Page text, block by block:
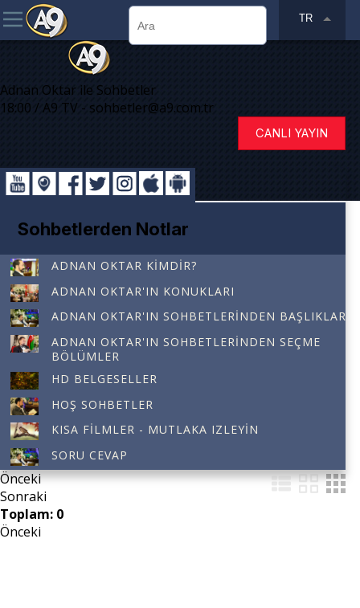
TR
Adnan Oktar ile Sohbetler
18:00 / A9 TV - sohbetler@a9.com.tr
CANLI YAYIN
Sohbetlerden Notlar
ADNAN OKTAR KIMDIR?
ADNAN OKTAR'IN KONUKLARI
ADNAN OKTAR'IN SOHBETLERINDEN BAŞLIKLAR
ADNAN OKTAR'IN SOHBETLERINDEN SEÇME
BÖLÜMLER
HD BELGESELLER
HOŞ SOHBETLER
KISA FILMLER - MUTLAKA IZLEYIN
SORU CEVAP
Önceki
Sonraki
Toplam: 0
Önceki